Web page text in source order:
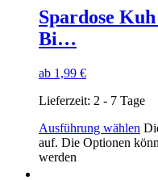
Spardose
Bi…
ab 1,99 €
Lieferzeit: 2 - 7 Tage
Ausführung wählen
auf. Die Optionen
werden